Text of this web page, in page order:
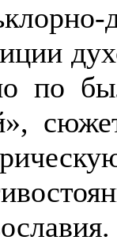
по